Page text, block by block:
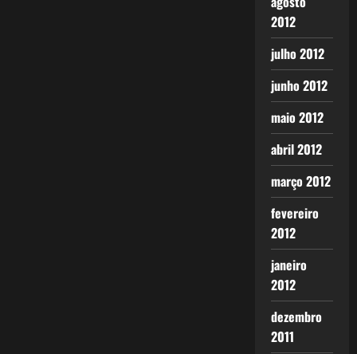
2012
julho 2012
junho 2012
maio 2012
abril 2012
março 2012
fevereiro
2012
janeiro
2012
dezembro
2011